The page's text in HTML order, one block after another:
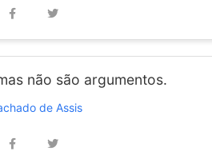
não são argumentos.
de Assis